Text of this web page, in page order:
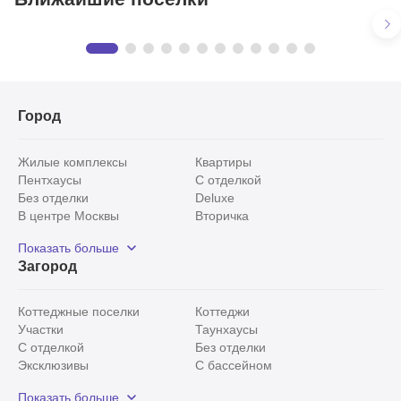
Крона
Город
Жилые комплексы
Квартиры
Пентхаусы
С отделкой
Без отделки
Deluxe
В центре Москвы
Вторичка
Рядом с парком
С панорамными окнами
Показать больше
Загород
Коттеджные поселки
Коттеджи
Участки
Таунхаусы
С отделкой
Без отделки
Эксклюзивы
С бассейном
Показать больше